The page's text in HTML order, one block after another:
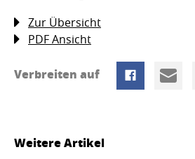
Zur Übersicht
PDF Ansicht
Verbreiten auf
Weitere Artikel